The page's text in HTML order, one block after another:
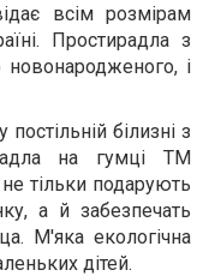
всім розмірам
Простирадла з
і
білизні з
на гумці ТМ
тільки подарують
а й забезпечать
М'яка екологічна
дітей.